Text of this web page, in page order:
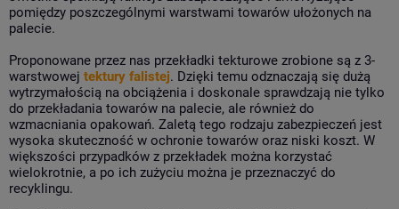
pomiędzy poszczególnymi warstwami towarów ułożonych na
palecie.
Proponowane przez nas przekładki tekturowe zrobione są z 3-
warstwowej tektury falistej. Dzięki temu odznaczają się dużą
wytrzymałością na obciążenia i doskonale sprawdzają nie tylko
do przekładania towarów na palecie, ale również do
wzmacniania opakowań. Zaletą tego rodzaju zabezpieczeń jest
wysoka skuteczność w ochronie towarów oraz niski koszt. W
większości przypadków z przekładek można korzystać
wielokrotnie, a po ich zużyciu można je przeznaczyć do
recyklingu.